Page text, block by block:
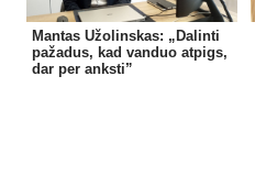
Mantas Užolinskas: „Dalinti
pažadus, kad vanduo atpigs,
dar per anksti”